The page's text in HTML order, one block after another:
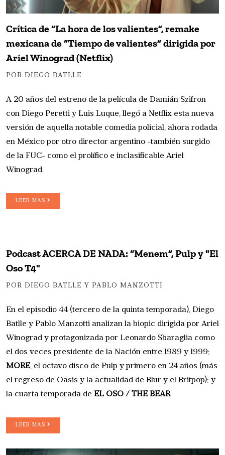
Crítica de “La hora de los valientes”, remake
mexicana de “Tiempo de valientes” dirigida por
Ariel Winograd (Netflix)
POR DIEGO BATLLE
A 20 años del estreno de la película de Damián Szifron
con Diego Peretti y Luis Luque, llegó a Netflix esta nueva
versión de aquella notable comedia policial, ahora rodada
en México por otro director argentino -también surgido
de la FUC- como el prolífico e inclasificable Ariel
Winograd.
LEER MAS
Podcast ACERCA DE NADA: “Menem”, Pulp y "El
Oso T4"
POR DIEGO BATLLE Y PABLO MANZOTTI
En el episodio 44 (tercero de la quinta temporada), Diego
Batlle y Pablo Manzotti analizan la biopic dirigida por Ariel
Winograd y protagonizada por Leonardo Sbaraglia como
el dos veces presidente de la Nación entre 1989 y 1999;
MORE, el octavo disco de Pulp y primero en 24 años (más
el regreso de Oasis y la actualidad de Blur y el Britpop); y
la cuarta temporada de EL OSO / THE BEAR.
LEER MAS